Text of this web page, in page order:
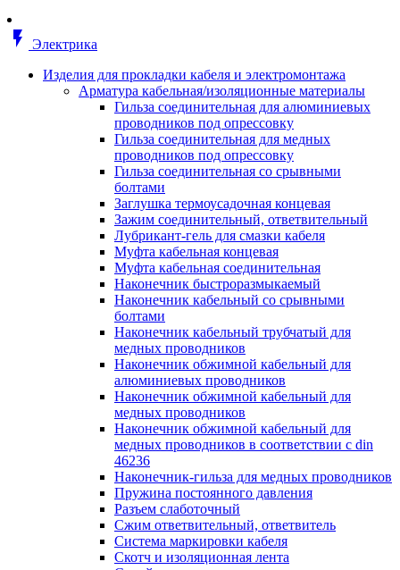
монтажные
Деталь крепежная для несущих и и
профильных реек
Зажим для крышки системы
поддержки кабелей
Кронштейн для кабельного лотка
Крышка для кабельных лотков
лотков
Лоток кабельный лестничный
Лоток кабельный листовой
Лоток кабельный проволочный
Настенный и потолочный
для кабельного лотка
Несущий профиль
лотков
Ответвление т-образное для
лотков
Пластина монтажная для
лотка
Потолочный кронштейн для
прокладки кабеля
Потолочный профиль для
Разделитель для лотка
Рейки профильные
несущие
Секция угловая для кабельных
Соединитель для кабельных
Каналы настенного и потолочного
flash_on
Электрика
Изделия для прокладки кабеля и электромонтажа
Арматура кабельная/изоляционные материалы
Гильза соединительная для алюминиевых
проводников под опрессовку
Гильза соединительная для медных
проводников под опрессовку
Гильза соединительная со срывными
болтами
Заглушка термоусадочная концевая
Зажим соединительный, ответвительный
Лубрикант-гель для смазки кабеля
Муфта кабельная концевая
Муфта кабельная соединительная
Наконечник быстроразмыкаемый
Наконечник кабельный со срывными
болтами
Наконечник кабельный трубчатый для
медных проводников
Наконечник обжимной кабельный для
алюминиевых проводников
Наконечник обжимной кабельный для
медных проводников
Наконечник обжимной кабельный для
медных проводников в соответствии с din
46236
Наконечник-гильза для медных проводников
Пружина постоянного давления
Разъем слаботочный
Сжим ответвительный, ответвитель
Система маркировки кабеля
Скотч и изоляционная лента